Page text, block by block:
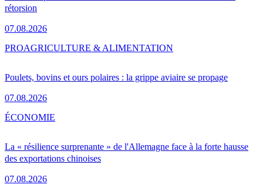
rétorsion
07.08.2026
Poulets, bovins et ours polaires : la grippe aviaire se propage
07.08.2026
PROAGRICULTURE & ALIMENTATION
La « résilience surprenante » de l'Allemagne face à la forte hausse
des exportations chinoises
07.08.2026
ÉCONOMIE